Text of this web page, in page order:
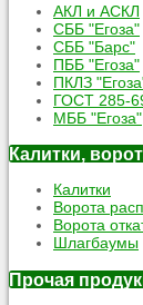
АКЛ и АСКЛ
СББ "Егоза"
СББ "Барс"
ПББ "Егоза"
ПКЛЗ
ГОСТ 285-
МББ "Егоза"
Калитки,
Калитки
Ворота
Ворота
Шлагбаумы
Прочая